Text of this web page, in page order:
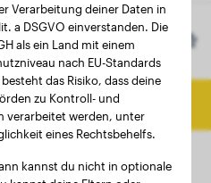
Australian
Shepherd
berechnen
Verarbeitung deiner Daten in
a DSGVO einverstanden. Die
als ein Land mit einem
nach EU-Standards
das Risiko, dass deine
zu Kontroll- und
verarbeitet werden, unter
eines Rechtsbehelfs.
kannst du nicht in optionale